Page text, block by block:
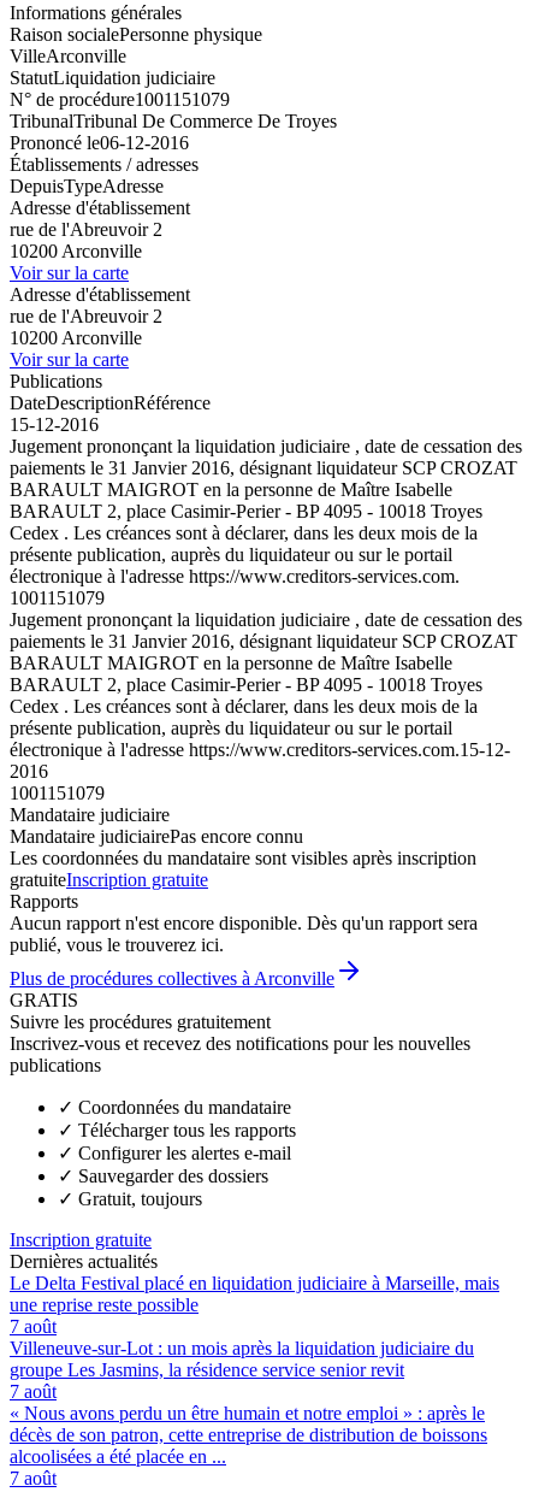
Informations générales
Raison socialePersonne physique
VilleArconville
StatutLiquidation judiciaire
N° de procédure1001151079
TribunalTribunal De Commerce De Troyes
Prononcé le06-12-2016
Établissements / adresses
DepuisTypeAdresse
Adresse d'établissement
rue de l'Abreuvoir 2
10200 Arconville
Voir sur la carte
Adresse d'établissement
rue de l'Abreuvoir 2
10200 Arconville
Voir sur la carte
Publications
DateDescriptionRéférence
15-12-2016
Jugement prononçant la liquidation judiciaire , date de cessation des
paiements le 31 Janvier 2016, désignant liquidateur SCP CROZAT
BARAULT MAIGROT en la personne de Maître Isabelle
BARAULT 2, place Casimir-Perier - BP 4095 - 10018 Troyes
Cedex . Les créances sont à déclarer, dans les deux mois de la
présente publication, auprès du liquidateur ou sur le portail
électronique à l'adresse https://www.creditors-services.com.
1001151079
Jugement prononçant la liquidation judiciaire , date de cessation des
paiements le 31 Janvier 2016, désignant liquidateur SCP CROZAT
BARAULT MAIGROT en la personne de Maître Isabelle
BARAULT 2, place Casimir-Perier - BP 4095 - 10018 Troyes
Cedex . Les créances sont à déclarer, dans les deux mois de la
présente publication, auprès du liquidateur ou sur le portail
électronique à l'adresse https://www.creditors-services.com.15-12-
2016
1001151079
Mandataire judiciaire
Mandataire judiciairePas encore connu
Les coordonnées du mandataire sont visibles après inscription
gratuiteInscription gratuite
Rapports
Aucun rapport n'est encore disponible. Dès qu'un rapport sera
publié, vous le trouverez ici.
Plus de procédures collectives à Arconville
GRATIS
Suivre les procédures gratuitement
Inscrivez-vous et recevez des notifications pour les nouvelles
publications
✓ Coordonnées du mandataire
✓ Télécharger tous les rapports
✓ Configurer les alertes e-mail
✓ Sauvegarder des dossiers
✓ Gratuit, toujours
Inscription gratuite
Dernières actualités
Le Delta Festival placé en liquidation judiciaire à Marseille, mais
une reprise reste possible
7 août
Villeneuve-sur-Lot : un mois après la liquidation judiciaire du
groupe Les Jasmins, la résidence service senior revit
7 août
« Nous avons perdu un être humain et notre emploi » : après le
décès de son patron, cette entreprise de distribution de boissons
alcoolisées a été placée en ...
7 août